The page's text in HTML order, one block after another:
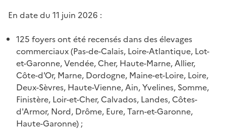
En date du 11 juin 2026 :
125 foyers ont été recensés dans des élevages
commerciaux (Pas-de-Calais, Loire-Atlantique, Lot-
et-Garonne, Vendée, Cher, Haute-Marne, Allier,
Côte-d'Or, Marne, Dordogne, Maine-et-Loire, Loire,
Deux-Sèvres, Haute-Vienne, Ain, Yvelines, Somme,
Finistère, Loir-et-Cher, Calvados, Landes, Côtes-
d'Armor, Nord, Drôme, Eure, Tarn-et-Garonne,
Haute-Garonne) ;